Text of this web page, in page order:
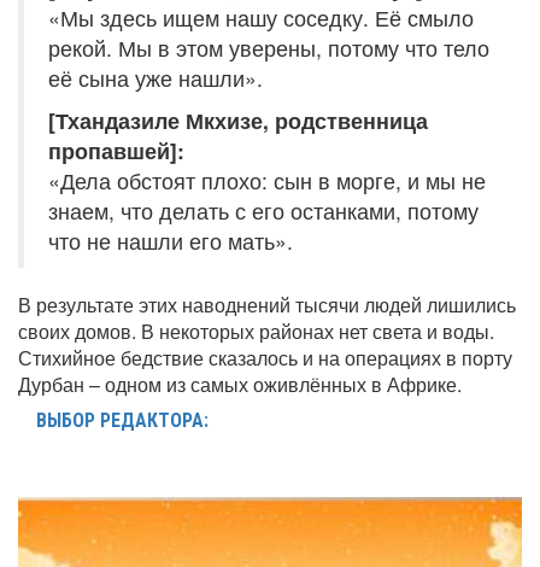
«Мы здесь ищем нашу соседку. Её смыло
рекой. Мы в этом уверены, потому что тело
её сына уже нашли».
[Тхандазиле Мкхизе, родственница
пропавшей]:
«Дела обстоят плохо: сын в морге, и мы не
знаем, что делать с его останками, потому
что не нашли его мать».
В результате этих наводнений тысячи людей лишились
своих домов. В некоторых районах нет света и воды.
Стихийное бедствие сказалось и на операциях в порту
Дурбан – одном из самых оживлённых в Африке.
ВЫБОР РЕДАКТОРА: